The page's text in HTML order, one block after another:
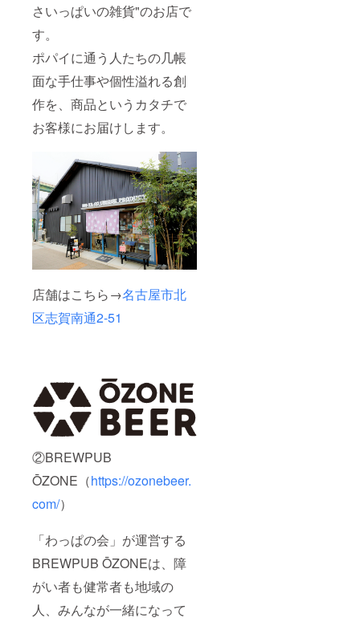
さいっぱいの雑貨"のお店で
す。
ポパイに通う人たちの几帳
面な手仕事や個性溢れる創
作を、商品というカタチで
お客様にお届けします。
店舗はこちら→名古屋市北
区志賀南通2-51
②BREWPUB
ŌZONE（https://ozonebeer.
com/）
「わっぱの会」が運営する
BREWPUB ŌZONEは、障
がい者も健常者も地域の
人、みんなが一緒になって